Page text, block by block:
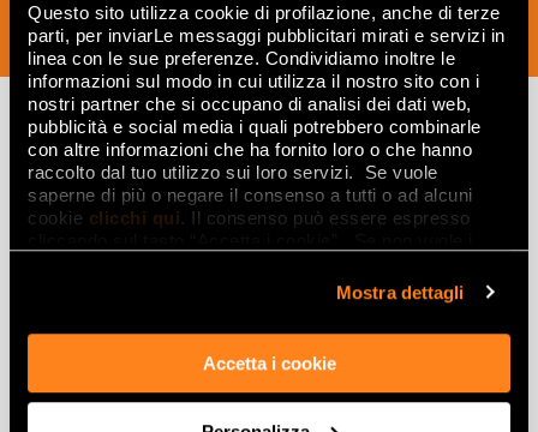
Questo sito utilizza cookie di profilazione, anche di terze
parti, per inviarLe messaggi pubblicitari mirati e servizi in
linea con le sue preferenze. Condividiamo inoltre le
informazioni sul modo in cui utilizza il nostro sito con i
nostri partner che si occupano di analisi dei dati web,
pubblicità e social media i quali potrebbero combinarle
con altre informazioni che ha fornito loro o che hanno
raccolto dal tuo utilizzo sui loro servizi. Se vuole
saperne di più o negare il consenso a tutti o ad alcuni
cookie clicchi qui. Il consenso può essere espresso
Mostra dettagli
Accetta i cookie
ISCRIVITI ORA
Lasciati
ispirare
da ambienti
Effetti
Gres porcellanato effetto marmo